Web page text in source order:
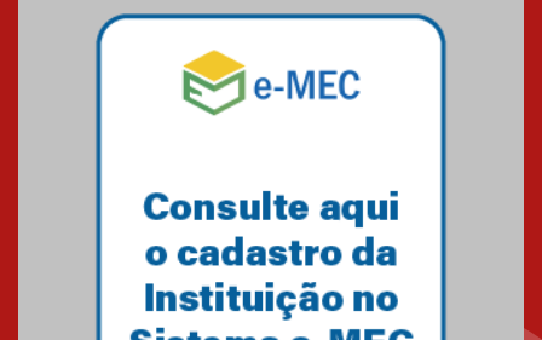
Mackenzie mobiliza campanha
solidária para apoiar famílias em
Minas Gerais
Primeiro culto do ano ressalta o
27.02.2026